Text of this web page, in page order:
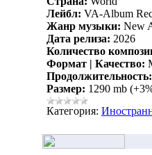
Лейбл: VA-Album
Жанр музыки: New
Дата релиза: 2026
Количество
Формат | Качество:
Продолжительность:
Размер: 1290 mb
Категория: